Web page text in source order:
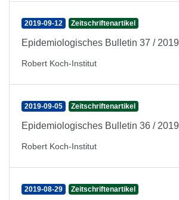
2019-09-12 Zeitschriftenartikel
Epidemiologisches Bulletin 37 / 2019
Robert Koch-Institut
2019-09-05 Zeitschriftenartikel
Epidemiologisches Bulletin 36 / 2019
Robert Koch-Institut
2019-08-29 Zeitschriftenartikel